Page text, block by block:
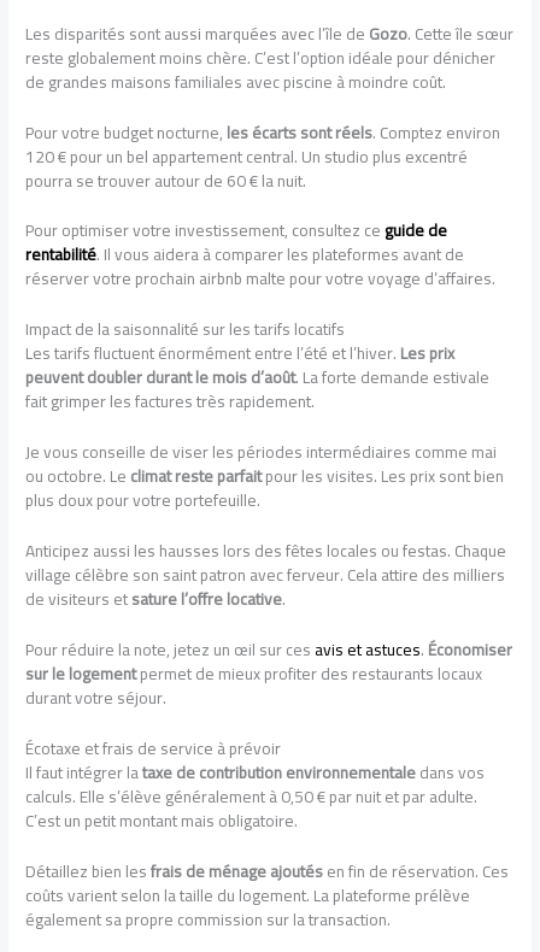
Les disparités sont aussi marquées avec l’île deGozo. Cette île sœur
reste globalement moins chère. C’est l’option idéale pour dénicher
de grandes maisons familiales avec piscine à moindre coût.
Pour votre budget nocturne,les écarts sont réels. Comptez environ
120 € pour un bel appartement central. Un studio plus excentré
pourra se trouver autour de 60 € la nuit.
Pour optimiser votre investissement, consultez ceguide de
rentabilité. Il vous aidera à comparer les plateformes avant de
réserver votre prochain airbnb malte pour votre voyage d’affaires.
Impact de la saisonnalité sur les tarifs locatifs
Les tarifs fluctuent énormément entre l’été et l’hiver.Les prix
peuvent doubler durant le mois d’août. La forte demande estivale
fait grimper les factures très rapidement.
Je vous conseille de viser les périodes intermédiaires comme mai
ou octobre. Leclimat reste parfaitpour les visites. Les prix sont bien
plus doux pour votre portefeuille.
Anticipez aussi les hausses lors des fêtes locales ou festas. Chaque
village célèbre son saint patron avec ferveur. Cela attire des milliers
de visiteurs etsature l’offre locative.
Pour réduire la note, jetez un œil sur cesavis et astuces.Économiser
sur le logementpermet de mieux profiter des restaurants locaux
durant votre séjour.
Écotaxe et frais de service à prévoir
Il faut intégrer lataxe de contribution environnementaledans vos
calculs. Elle s’élève généralement à 0,50 € par nuit et par adulte.
C’est un petit montant mais obligatoire.
Détaillez bien lesfrais de ménage ajoutésen fin de réservation. Ces
coûts varient selon la taille du logement. La plateforme prélève
également sa propre commission sur la transaction.